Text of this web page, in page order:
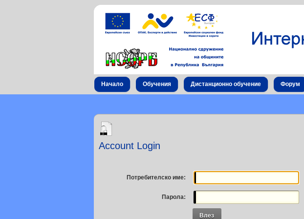
Начало Обучения Дистанционно обучение Форум
Account Login
Потребителско име:
Парола:
Влез